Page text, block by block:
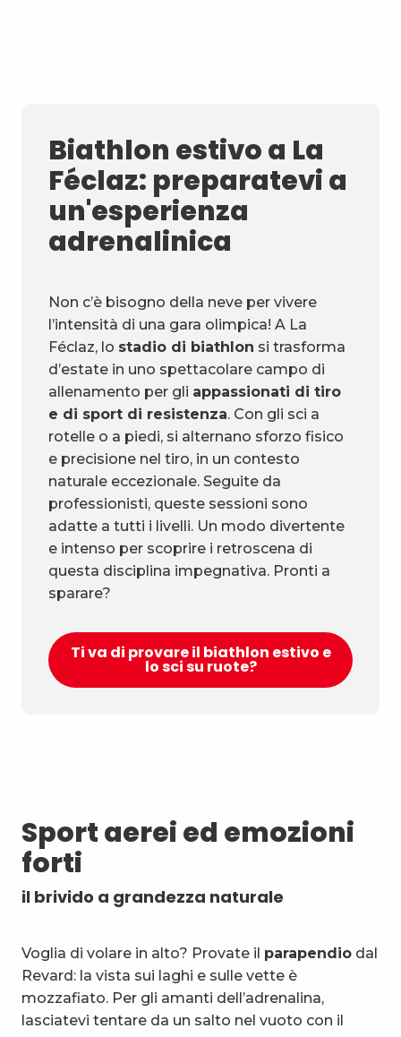
Biathlon estivo a La
Féclaz: preparatevi a
un'esperienza
adrenalinica
Non c’è bisogno della neve per vivere
l’intensità di una gara olimpica! A La
Féclaz, lo stadio di biathlon si trasforma
d’estate in uno spettacolare campo di
allenamento per gli appassionati di tiro
e di sport di resistenza. Con gli sci a
rotelle o a piedi, si alternano sforzo fisico
e precisione nel tiro, in un contesto
naturale eccezionale. Seguite da
professionisti, queste sessioni sono
adatte a tutti i livelli. Un modo divertente
e intenso per scoprire i retroscena di
questa disciplina impegnativa. Pronti a
sparare?
Ti va di provare il biathlon estivo e
lo sci su ruote?
Sport aerei ed emozioni
forti
il brivido a grandezza naturale
Voglia di volare in alto? Provate il parapendio dal
Revard: la vista sui laghi e sulle vette è
mozzafiato. Per gli amanti dell’adrenalina,
lasciatevi tentare da un salto nel vuoto con il